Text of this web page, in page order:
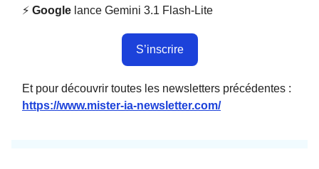
⚡ Google lance Gemini 3.1 Flash-Lite
S’inscrire
Et pour découvrir toutes les newsletters précédentes :
https://www.mister-ia-newsletter.com/